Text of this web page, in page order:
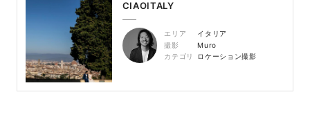
CIAOITALY
エリア
イタリア
撮影
Muro
カテゴリ
ロケーション撮影